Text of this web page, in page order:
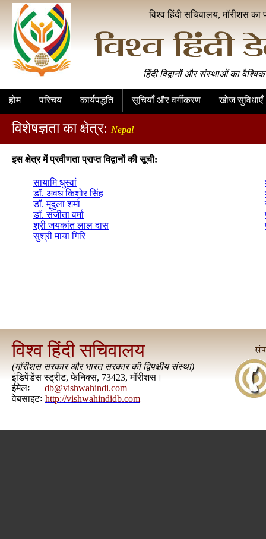
विश्व हिंदी सचिवालय, मॉरीशस का
हिंदी विद्वानों और संस्थाओं का
होम परिचय कार्यपद्धति सूचियाँ और वर्गीकरण खोज सुविधाएँ
विशेषज्ञता का क्षेत्र: Nepal
इस क्षेत्र में प्रवीणता प्राप्त विद्वानों की सूची:
सायामि धुस्वां
डॉ. अवध किशोर सिंह
डॉ. मृदुला शर्मा
डॉ. संजीता वर्मा
श्री जयकांत लाल दास
सुश्री माया गिरि
विश्व हिंदी सचिवालय
(मॉरीशस सरकार और भारत सरकार की द्विपक्षीय संस्था)
इंडिपेंडेंस स्ट्रीट, फेनिक्स, 73423, मॉरीशस।
ईमेलः
db@vishwahindi.com
वेबसाइटः http://vishwahindidb.com